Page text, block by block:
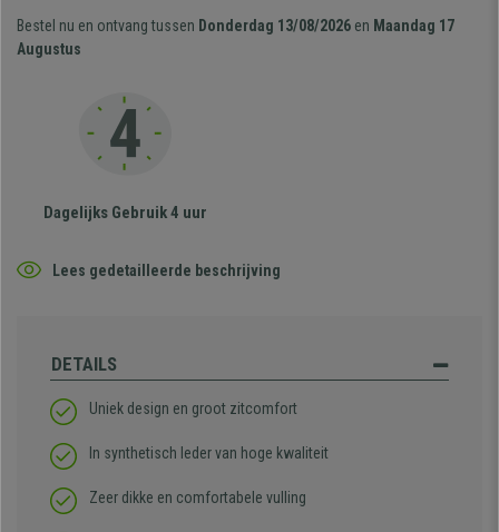
Bestel nu en ontvang tussen Donderdag 13/08/2026 en Maandag 17
Augustus
Dagelijks Gebruik 4 uur
Lees gedetailleerde beschrijving
DETAILS
Uniek design en groot zitcomfort
In synthetisch leder van hoge kwaliteit
Zeer dikke en comfortabele vulling